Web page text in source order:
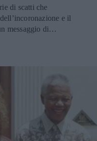
di scatti che
e il
messaggio di